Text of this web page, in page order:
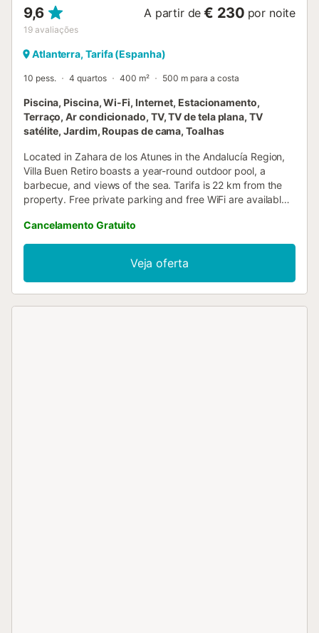
9,6
19 avaliações
A partir de € 230 por noite
Atlanterra, Tarifa (Espanha)
10 pess. 4 quartos 400 m² 500 m para a costa
Piscina, Piscina, Wi-Fi, Internet, Estacionamento,
Terraço, Ar condicionado, TV, TV de tela plana, TV
satélite, Jardim, Roupas de cama, Toalhas
Located in Zahara de los Atunes in the Andalucía Region,
Villa Buen Retiro boasts a year-round outdoor pool, a
barbecue, and views of the sea. Tarifa is 22 km from the
property. Free private parking and free WiFi are available
Cancelamento Gratuito
Veja oferta